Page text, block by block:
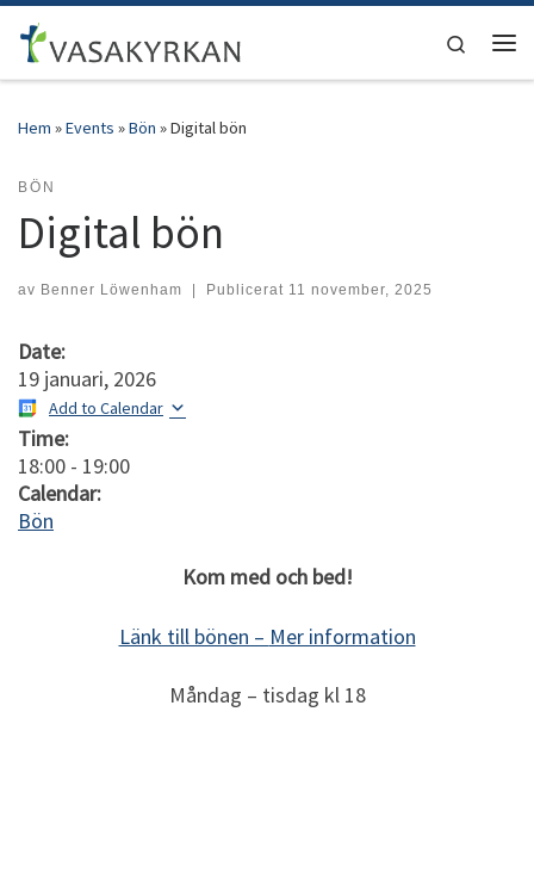
Hoppa till innehåll
Search
Hem »Events »Bön »Digital bön
BÖN
Digital bön
av Benner Löwenham | Publicerat 11 november, 2025
Date:
19 januari, 2026
Add to Calendar
Time:
18:00 - 19:00
Calendar:
Bön
Kom med och bed!
Länk till bönen – Mer information
Måndag – tisdag kl 18